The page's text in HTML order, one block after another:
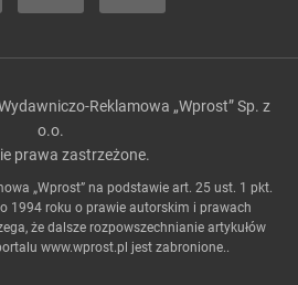
Reklamowa „Wprost” Sp. z
o.o.
prawa zastrzeżone.
„Wprost” na podstawie art. 25 ust. 1 pkt.
1994 roku o prawie autorskim i prawach
że dalsze rozpowszechnianie artykułów
www.wprost.pl jest zabronione..